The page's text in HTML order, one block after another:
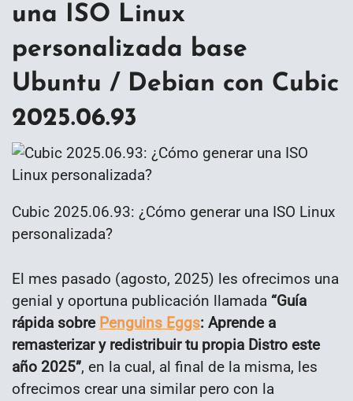
una ISO Linux
personalizada base
Ubuntu / Debian con Cubic
2025.06.93
Cubic 2025.06.93: ¿Cómo generar una ISO Linux
personalizada?
El mes pasado (agosto, 2025) les ofrecimos una
genial y oportuna publicación llamada “Guía
rápida sobre Penguins Eggs: Aprende a
remasterizar y redistribuir tu propia Distro este
año 2025”, en la cual, al final de la misma, les
ofrecimos crear una similar pero con la